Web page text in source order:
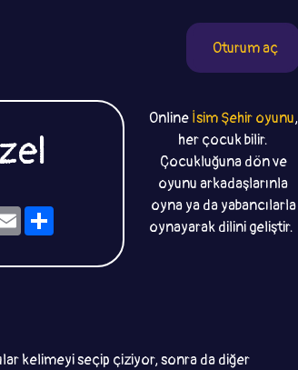
Oturum aç
EmailPaylaş
Online İsim Şehir oyunu,
her çocuk bilir.
Çocukluğuna dön ve
oyunu arkadaşlarınla
oyna ya da yabancılarla
oynayarak dilini geliştir.
kelimeyi seçip çiziyor, sonra da diğer